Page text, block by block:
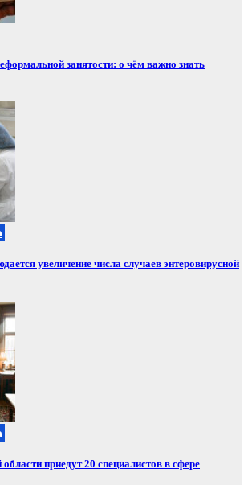
занятости: о чём важно знать
увеличение числа случаев энтеровирусной
приедут 20 специалистов в сфере